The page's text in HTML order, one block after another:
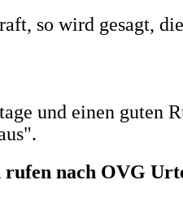
so wird gesagt,
und einen guten
nach OVG